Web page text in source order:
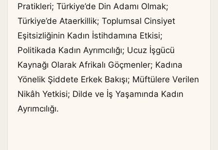
Pratikleri; Türkiye’de Din Adamı Olmak;
Türkiye’de Ataerkillik; Toplumsal Cinsiyet
Eşitsizliğinin Kadın İstihdamına Etkisi;
Politikada Kadın Ayrımcılığı; Ucuz İşgücü
Kaynağı Olarak Afrikalı Göçmenler; Kadına
Yönelik Şiddete Erkek Bakışı; Müftülere Verilen
Nikâh Yetkisi; Dilde ve İş Yaşamında Kadın
Ayrımcılığı.